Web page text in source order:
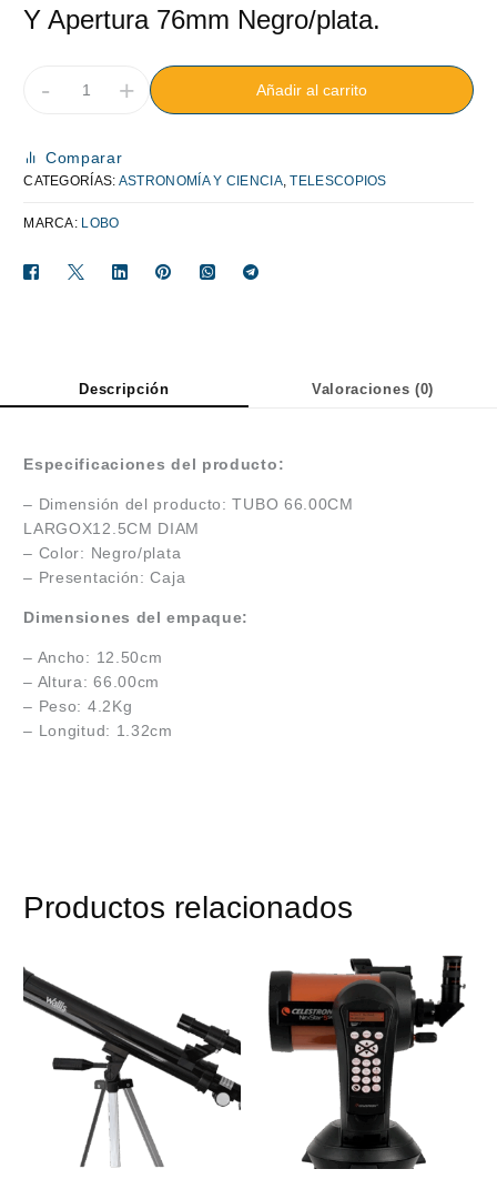
Y Apertura 76mm Negro/plata.
+
- Añadir al carrito
Comparar
CATEGORÍAS: ASTRONOMÍA Y CIENCIA,TELESCOPIOS
MARCA: LOBO
Descripción Valoraciones (0)
Especificaciones del producto:
– Dimensión del producto: TUBO 66.00CM
LARGOX12.5CM DIAM
– Color: Negro/plata
– Presentación: Caja
Dimensiones del empaque:
– Ancho: 12.50cm
– Altura: 66.00cm
– Peso: 4.2Kg
– Longitud: 1.32cm
Productos relacionados